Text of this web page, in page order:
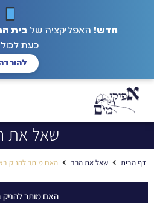
חדש! האפליקציה של בית
כעת
שאל את
דף הבית שאל את הרב האם מותר להניק
האם מותר להניק